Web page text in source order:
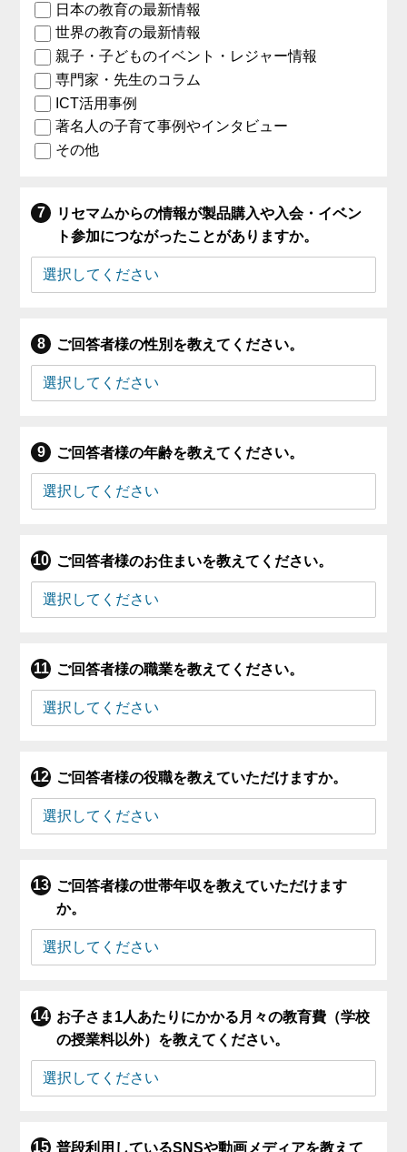
日本の教育の最新情報
世界の教育の最新情報
親子・子どものイベント・レジャー情報
専門家・先生のコラム
ICT活用事例
著名人の子育て事例やインタビュー
その他
リセマムからの情報が製品購入や入会・イベン
ト参加につながったことがありますか。
ご回答者様の性別を教えてください。
ご回答者様の年齢を教えてください。
ご回答者様のお住まいを教えてください。
ご回答者様の職業を教えてください。
ご回答者様の役職を教えていただけますか。
ご回答者様の世帯年収を教えていただけます
か。
お子さま1人あたりにかかる月々の教育費（学校
の授業料以外）を教えてください。
普段利用しているSNSや動画メディアを教えて